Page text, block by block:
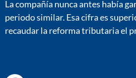
La compañía nunca antes había
periodo similar. Esa cifra es
recaudar la reforma tributaria el